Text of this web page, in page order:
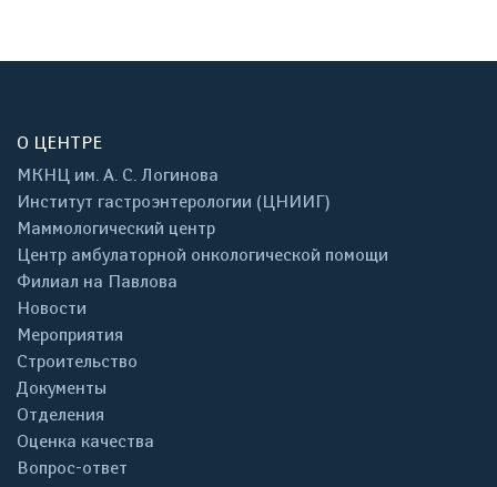
О ЦЕНТРЕ
МКНЦ им. А. С. Логинова
Институт гастроэнтерологии (ЦНИИГ)
Маммологический центр
Центр амбулаторной онкологической помощи
Филиал на Павлова
Новости
Мероприятия
Строительство
Документы
Отделения
Оценка качества
Вопрос-ответ